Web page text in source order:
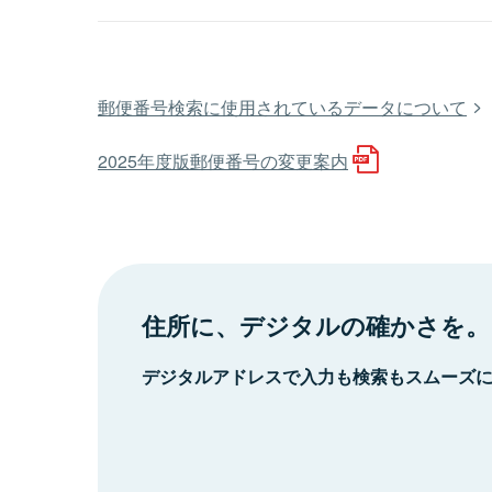
郵便番号検索に使用されているデータについて
2025年度版郵便番号の変更案内
住所に、デジタルの確かさを。
デジタルアドレスで入力も検索もスムーズ